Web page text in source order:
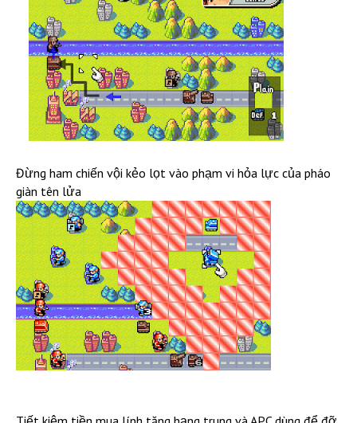
Đừng ham chiến vội kẻo lọt vào phạm vi hỏa lực của pháo
giàn tên lửa